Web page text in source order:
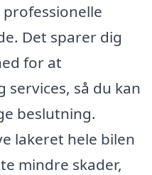
Det sparer dig
for at
services, så du kan
beslutning.
lakeret hele bilen
mindre skader,